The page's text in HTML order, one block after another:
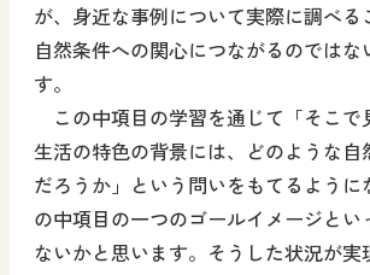
が、身近な事例について実際に調べる
自然条件への関心につながるのではな
す。
この中項目の学習を通じて「そこで
生活の特色の背景には、どのような自
だろうか」という問いをもてるように
の中項目の一つのゴールイメージとい
ないかと思います。そうした状況が実